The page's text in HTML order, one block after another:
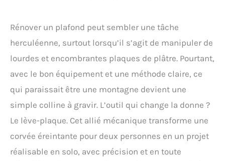
Rénover un plafond peut sembler une tâche
herculéenne, surtout lorsqu’il s’agit de manipuler de
lourdes et encombrantes plaques de plâtre. Pourtant,
avec le bon équipement et une méthode claire, ce
qui paraissait être une montagne devient une
simple colline à gravir. L’outil qui change la donne ?
Le lève-plaque. Cet allié mécanique transforme une
corvée éreintante pour deux personnes en un projet
réalisable en solo, avec précision et en toute